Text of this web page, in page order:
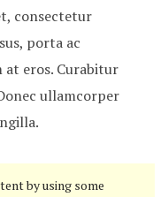
consectetur
porta ac
at eros. Curabitur
ullamcorper
by using some